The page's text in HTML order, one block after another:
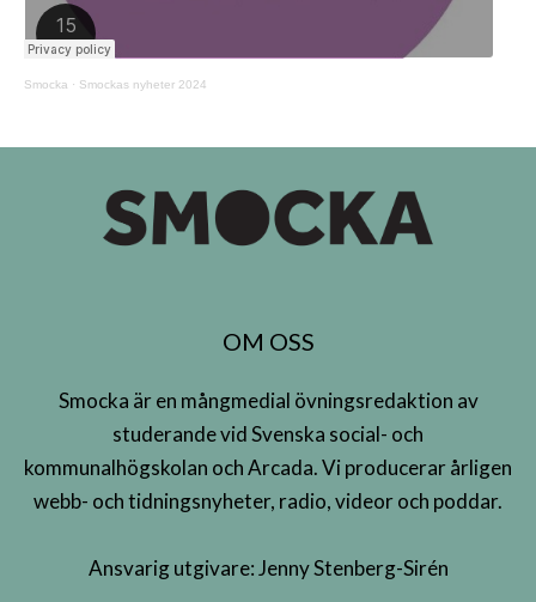
Smocka · Smockas nyheter 2024
OM OSS
Smocka är en mångmedial övningsredaktion av
studerande vid Svenska social- och
kommunalhögskolan och Arcada. Vi producerar årligen
webb- och tidningsnyheter, radio, videor och poddar.
Ansvarig utgivare: Jenny Stenberg-Sirén